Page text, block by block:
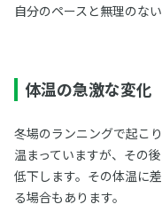
自分のペースと無理のな
体温の急激な変化
冬場のランニングで起こ
温まっていますが、その
低下します。その体温に
る場合もあります。